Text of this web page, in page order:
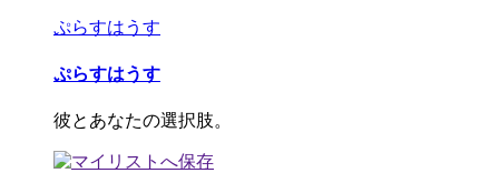
ぷらすはうす
ぷらすはうす
彼とあなたの選択肢。